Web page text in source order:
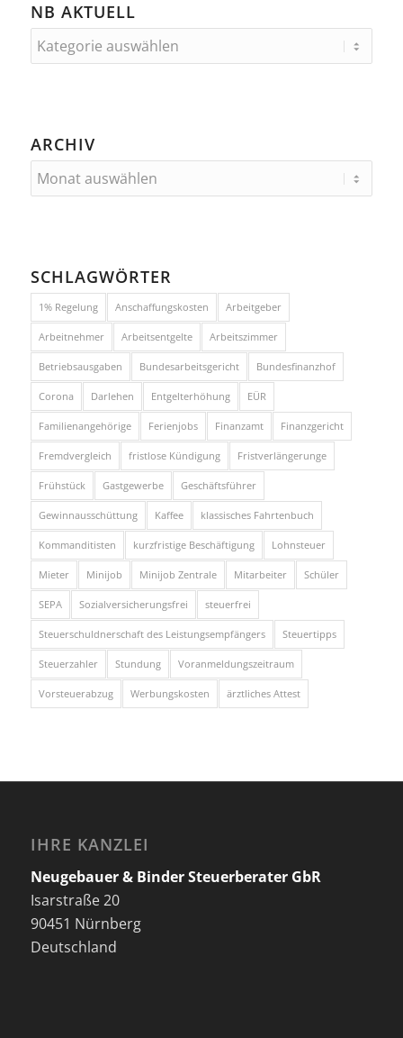
NB AKTUELL
ARCHIV
SCHLAGWÖRTER
1% Regelung Anschaffungskosten Arbeitgeber
Arbeitnehmer Arbeitsentgelte Arbeitszimmer
Betriebsausgaben Bundesarbeitsgericht Bundesfinanzhof
Corona Darlehen Entgelterhöhung EÜR
Familienangehörige Ferienjobs Finanzamt Finanzgericht
Fremdvergleich fristlose Kündigung Fristverlängerunge
Frühstück Gastgewerbe Geschäftsführer
Gewinnausschüttung Kaffee klassisches Fahrtenbuch
Kommanditisten kurzfristige Beschäftigung Lohnsteuer
Mieter Minijob Minijob Zentrale Mitarbeiter Schüler
SEPA Sozialversicherungsfrei steuerfrei
Steuerschuldnerschaft des Leistungsempfängers Steuertipps
Steuerzahler Stundung Voranmeldungszeitraum
Vorsteuerabzug Werbungskosten ärztliches Attest
IHRE KANZLEI
Neugebauer & Binder Steuerberater GbR
Isarstraße 20
90451 Nürnberg
Deutschland